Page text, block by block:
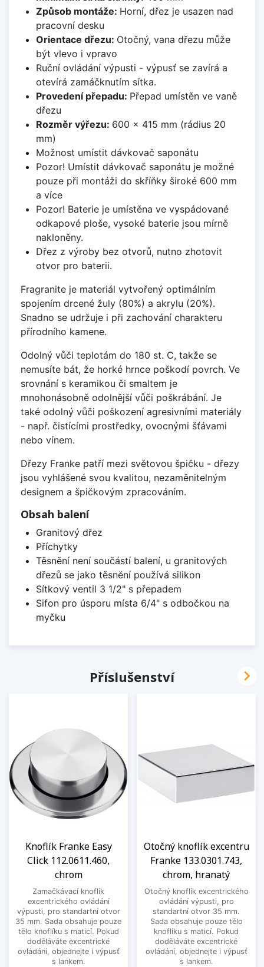
Způsob montáže: Horní, dřez je usazen nad
pracovní desku
Orientace dřezu: Otočný, vana dřezu může
být vlevo i vpravo
Ruční ovládání výpusti - výpusť se zavírá a
otevírá zamáčknutím sítka.
Provedení přepadu: Přepad umístěn ve vaně
dřezu
Rozměr výřezu: 600 x 415 mm (rádius 20
mm)
Možnost umístit dávkovač saponátu
Pozor! Umístit dávkovač saponátu je možné
pouze při montáži do skříňky široké 600 mm
a více
Pozor! Baterie je umístěna ve vyspádované
odkapové ploše, vysoké baterie jsou mírně
nakloněny.
Dřez z výroby bez otvorů, nutno zhotovit
otvor pro baterii.
Fragranite je materiál vytvořený optimálním
spojením drcené žuly (80%) a akrylu (20%).
Snadno se udržuje i při zachování charakteru
přírodního kamene.
Odolný vůči teplotám do 180 st. C, takže se
nemusíte bát, že horké hrnce poškodí povrch. Ve
srovnání s keramikou či smaltem je
mnohonásobně odolnější vůči poškrábání. Je
také odolný vůči poškození agresivními materiály
- např. čistícími prostředky, ovocnými šťávami
nebo vínem.
Dřezy Franke patří mezi světovou špičku - dřezy
jsou vyhlášené svou kvalitou, nezaměnitelným
designem a špičkovým zpracováním.
Obsah balení
Granitový dřez
Příchytky
Těsnění není součástí balení, u granitových
dřezů se jako těsnění používá silikon
Sítkový ventil 3 1/2" s přepadem
Sifon pro úsporu místa 6/4" s odbočkou na
myčku
Příslušenství
Knoflík Franke Easy
Click 112.0611.460,
chrom
Zamačkávací knoflík
excentrického ovládání
výpusti, pro standartní otvor
35 mm. Sada obsahuje pouze
tělo knoflíku s maticí. Pokud
doděláváte excentrické
ovládání, objednejte i výpusť
s lankem.
Otočný knoflík excentru
Franke 133.0301.743,
chrom, hranatý
Otočný knoflík excentrického
ovládání výpusti, pro
standartní otvor 35 mm.
Sada obsahuje pouze tělo
knoflíku s maticí. Pokud
doděláváte excentrické
ovládání, objednejte i výpusť
s lankem.
